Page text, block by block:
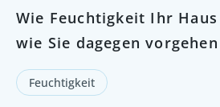
Wie Feuchtigkeit Ihr
wie Sie dagegen
Feuchtigkeit